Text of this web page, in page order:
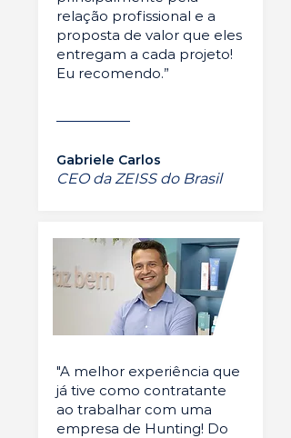
relação profissional e a
proposta de valor que eles
entregam a cada projeto!
Eu recomendo.”
Gabriele Carlos
CEO da ZEISS do Brasil
"A melhor experiência que
já tive como contratante
ao trabalhar com uma
empresa de Hunting! Do